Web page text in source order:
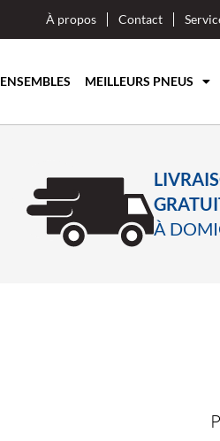
À propos Contact
ENSEMBLES MEILLEURS PNEUS
À